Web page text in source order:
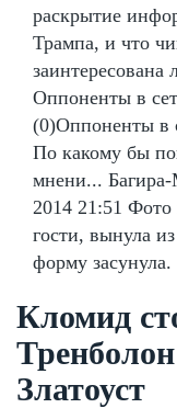
раскрытие
Трампа, и что
заинтересована
Оппоненты в
(0)Оппоненты в
По какому бы
мнени...
2014 21:51
гости, вынула
форму засунула.
Кломид
Златоуст